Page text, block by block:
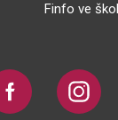
Finfo ve
Facebook